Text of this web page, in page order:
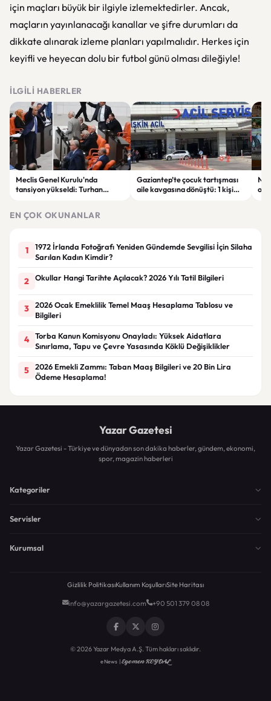
için maçları büyük bir ilgiyle izlemektedirler. Ancak,
maçların yayınlanacağı kanallar ve şifre durumları da
dikkate alınarak izleme planları yapılmalıdır. Herkes için
keyifli ve heyecan dolu bir futbol günü olması dileğiyle!
İLGILI HABERLER
Meclis Genel Kurulu'nda
tansiyon yükseldi: Turhan
Gaziantep’te çocuk tartışması
aile kavgasına dönüştü: 1 kişi
EN ÇOK OKUNANLAR
1
1972 İrlanda Fotoğrafı Yeniden Gündemde Sevgilisi İçin Silaha
Sarılan Kadın Kimdir?
2 Okullar Hangi Tarihte Açılacak? 2026 Yılı Tatil Bilgileri
3
2026 Ocak Emeklilik Temel Maaş Hesaplama Tablosu ve
Bilgileri
4
Torba Kanun Komisyonu Onayladı: Yüksek Aidatlara
Sınırlama, Tapu ve Çevre Yasasında Köklü Değişiklikler
5
2026 Emekli Zammı: Taban Maaş Bilgileri ve 20 Bin Lira
Ödeme Hesaplama!
Yazar Gazetesi
Yazar Gazetesi - Türkiye ve dünyadan son dakika haberler, gündem, ekonomi,
spor, magazin haberleri
Kategoriler
Servisler
Kurumsal
Gizlilik PolitikasıKullanım KoşullarıSite Haritası
info@yazargazetesi.com +90 501 379 08 08
© 2026 Yazar Medya A.Ş. Tüm hakları saklıdır.
eNews |Egemen KEYDAL